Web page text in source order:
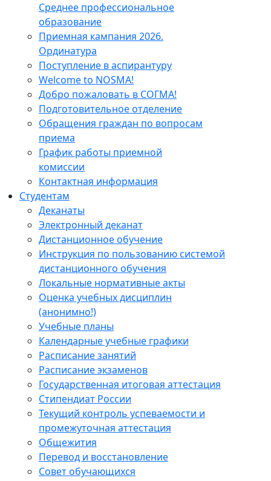
Среднее профессиональное
образование
Приемная кампания 2026.
Ординатура
Поступление в аспирантуру
Welcome to NOSMA!
Добро пожаловать в СОГМА!
Подготовительное отделение
Обращения граждан по вопросам
приема
График работы приемной
комиссии
Контактная информация
Студентам
Деканаты
Электронный деканат
Дистанционное обучение
Инструкция по пользованию системой
дистанционного обучения
Локальные нормативные акты
Оценка учебных дисциплин
(анонимно!)
Учебные планы
Календарные учебные графики
Расписание занятий
Расписание экзаменов
Государственная итоговая аттестация
Стипендиат России
Текущий контроль успеваемости и
промежуточная аттестация
Общежития
Перевод и восстановление
Совет обучающихся